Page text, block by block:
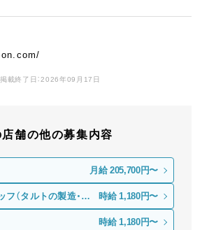
掲載終了日：2026年09月17日
店舗の他の募集内容
月給 205,700円〜
（タルトの製造・仕
時給 1,180円〜
時給 1,180円〜